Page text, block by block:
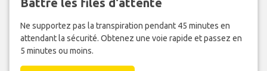
Ne supportez pas la transpiration pendant 45 minutes en
attendant la sécurité. Obtenez une voie rapide et passez en
5 minutes ou moins.